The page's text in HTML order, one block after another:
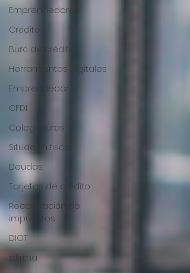
Emprendedores
Créditos
Buró de crédito
Herramientas digitales
Emprendedor
CFDI
Colegiaturas
Situación fiscal
Deudas
Tarjetas de crédito
Recaudación de
impuestos
DIOT
e.firma